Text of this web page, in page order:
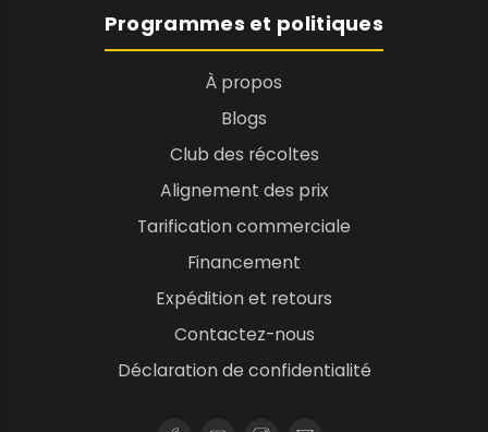
Programmes et politiques
À propos
Blogs
Club des récoltes
Alignement des prix
Tarification commerciale
Financement
Expédition et retours
Contactez-nous
Déclaration de confidentialité